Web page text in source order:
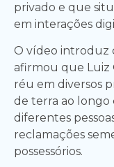
privado e que
em interações
O vídeo introduz
afirmou que Luiz
réu em diversos
de terra ao longo
diferentes
reclamações
possessórios.